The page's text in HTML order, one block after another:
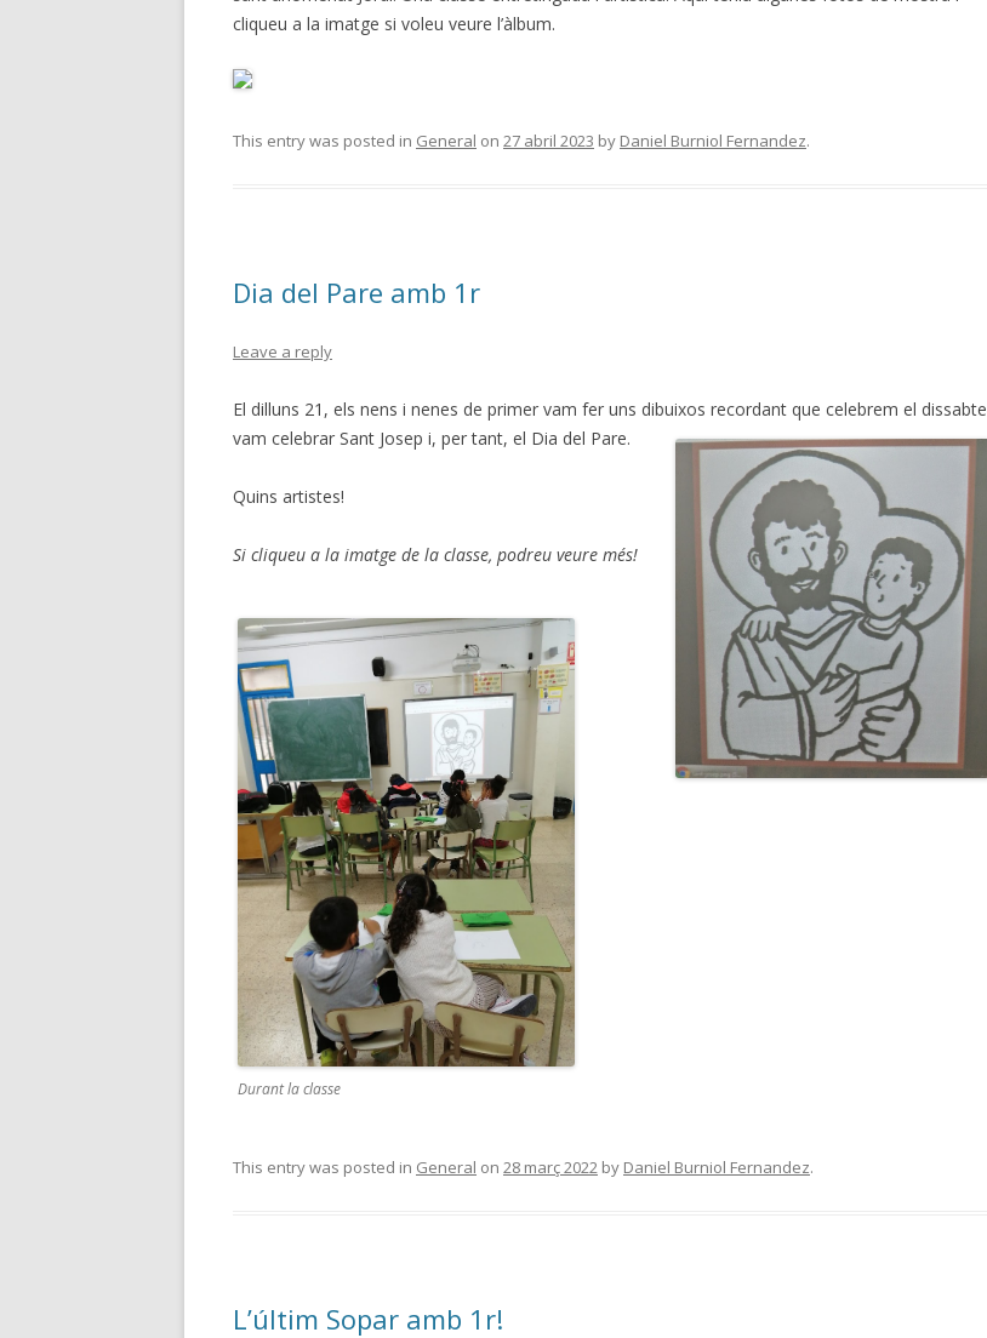
cliqueu a la imatge si voleu veure l’àlbum.
This entry was posted in General on 27 abril 2023 by Daniel Burniol Fernandez.
Dia del Pare amb 1r
Leave a reply
El dilluns 21, els nens i nenes de primer vam fer uns dibuixos recordant que celebrem el dissabte
vam celebrar Sant Josep i, per tant, el Dia del Pare.
Quins artistes!
Si cliqueu a la imatge de la classe, podreu veure més!
Durant la classe
This entry was posted in General on 28 març 2022 by Daniel Burniol Fernandez.
L’últim Sopar amb 1r!